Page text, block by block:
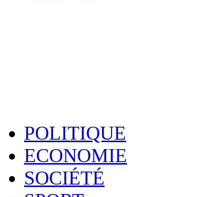
POLITIQUE
ECONOMIE
SOCIÉTÉ